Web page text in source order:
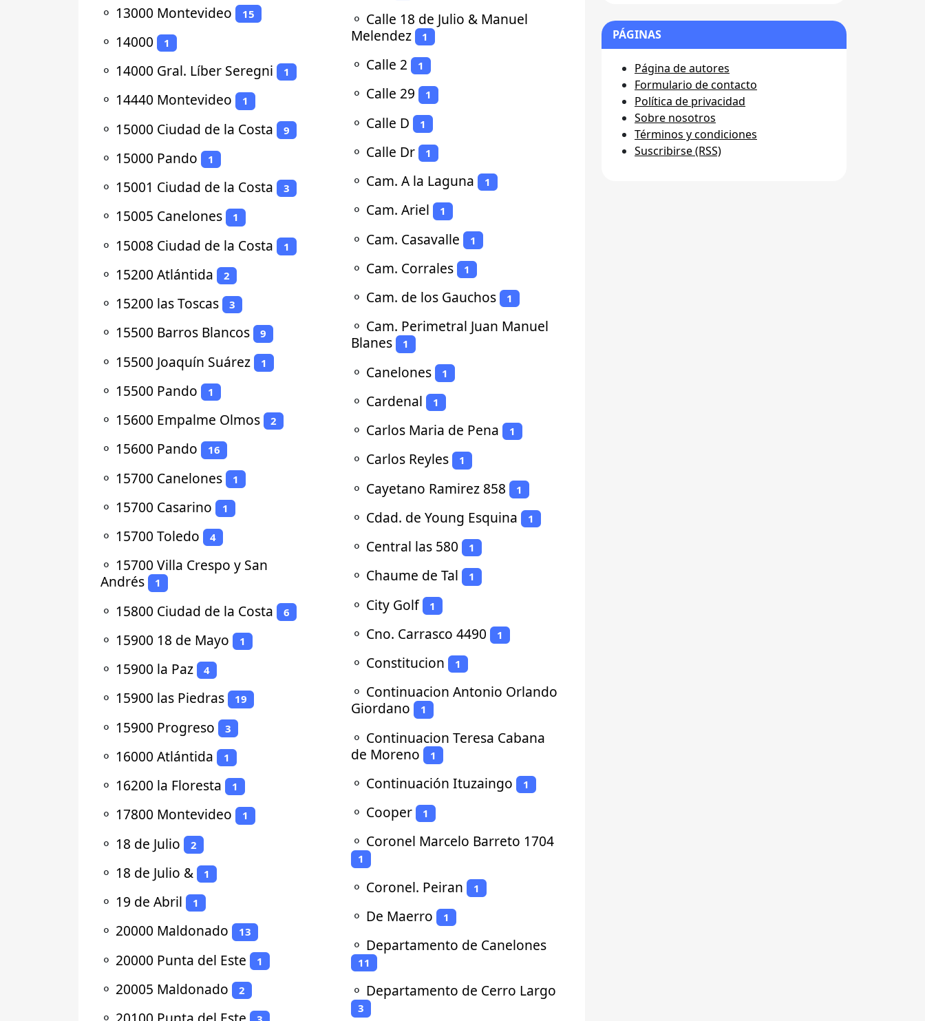
⚬ 13000 Montevideo 15
⚬ 14000 1
⚬ 14000 Gral. Líber Seregni 1
⚬ 14440 Montevideo 1
⚬ 15000 Ciudad de la Costa 9
⚬ 15000 Pando 1
⚬ 15001 Ciudad de la Costa 3
⚬ 15005 Canelones 1
⚬ 15008 Ciudad de la Costa 1
⚬ 15200 Atlántida 2
⚬ 15200 las Toscas 3
⚬ 15500 Barros Blancos 9
⚬ 15500 Joaquín Suárez 1
⚬ 15500 Pando 1
⚬ 15600 Empalme Olmos 2
⚬ 15600 Pando 16
⚬ 15700 Canelones 1
⚬ 15700 Casarino 1
⚬ 15700 Toledo 4
⚬ 15700 Villa Crespo y San
Andrés
1
⚬ 15800 Ciudad de la Costa 6
⚬ 15900 18 de Mayo 1
⚬ 15900 la Paz 4
⚬ 15900 las Piedras 19
⚬ 15900 Progreso 3
⚬ 16000 Atlántida 1
⚬ 16200 la Floresta 1
⚬ 17800 Montevideo 1
⚬ 18 de Julio 2
⚬ 18 de Julio & 1
⚬ 19 de Abril 1
⚬ 20000 Maldonado 13
⚬ 20000 Punta del Este 1
⚬ 20005 Maldonado 2
⚬ Calle 18 de Julio & Manuel
Melendez
1
⚬ Calle 2 1
⚬ Calle 29 1
⚬ Calle D 1
⚬ Calle Dr 1
⚬ Cam. A la Laguna 1
⚬ Cam. Ariel 1
⚬ Cam. Casavalle 1
⚬ Cam. Corrales 1
⚬ Cam. de los Gauchos 1
⚬ Cam. Perimetral Juan Manuel
Blanes
1
⚬ Canelones 1
⚬ Cardenal 1
⚬ Carlos Maria de Pena 1
⚬ Carlos Reyles 1
⚬ Cayetano Ramirez 858 1
⚬ Cdad. de Young Esquina 1
⚬ Central las 580 1
⚬ Chaume de Tal 1
⚬ City Golf 1
⚬ Cno. Carrasco 4490 1
⚬ Constitucion 1
⚬ Continuacion Antonio Orlando
Giordano
1
⚬ Continuacion Teresa Cabana
de Moreno
1
⚬ Continuación Ituzaingo 1
⚬ Cooper 1
⚬ Coronel Marcelo Barreto 1704
1
⚬ Coronel. Peiran 1
⚬ De Maerro 1
⚬ Departamento de Canelones
11
⚬ Departamento de Cerro Largo
3
PÁGINAS
Página de autores
Formulario de contacto
Política de privacidad
Sobre nosotros
Términos y condiciones
Suscribirse (RSS)